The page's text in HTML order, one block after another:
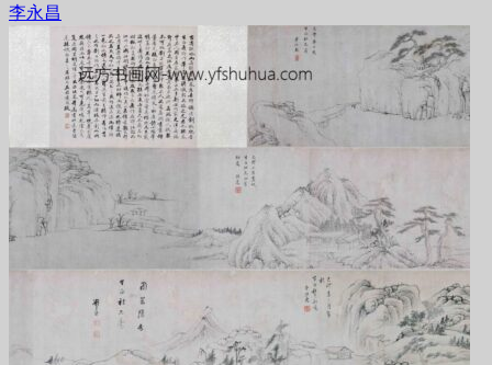
李永昌